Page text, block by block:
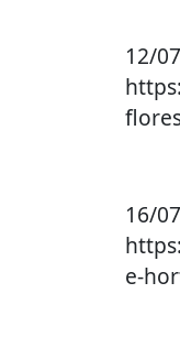
12/
16/
e-